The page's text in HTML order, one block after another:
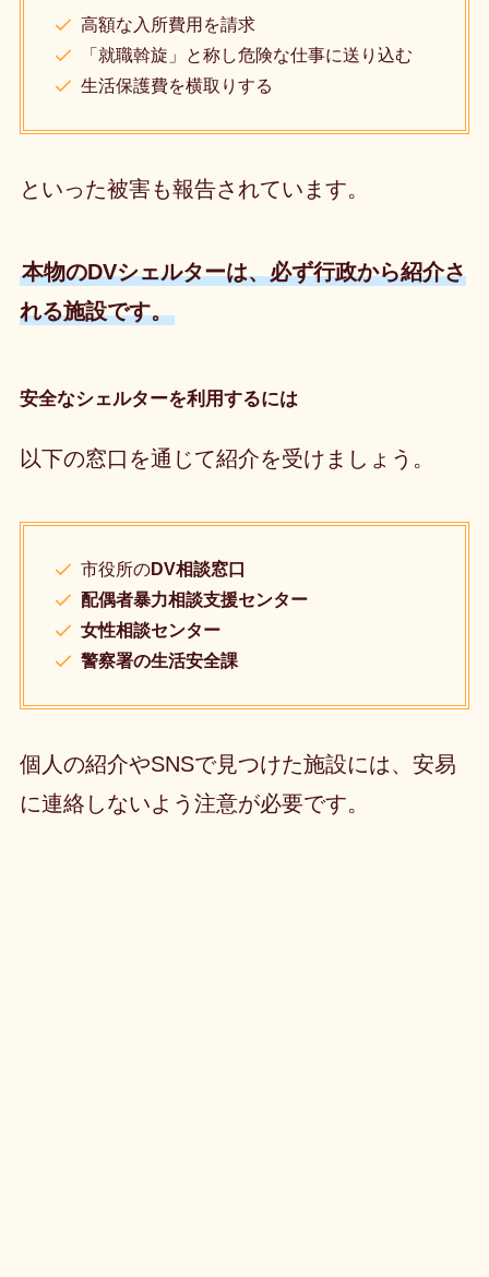
高額な入所費用を請求
「就職斡旋」と称し危険な仕事に送り込む
生活保護費を横取りする
といった被害も報告されています。
本物のDVシェルターは、必ず行政から紹介さ
れる施設です。
安全なシェルターを利用するには
以下の窓口を通じて紹介を受けましょう。
市役所のDV相談窓口
配偶者暴力相談支援センター
女性相談センター
警察署の生活安全課
個人の紹介やSNSで見つけた施設には、安易
に連絡しないよう注意が必要です。